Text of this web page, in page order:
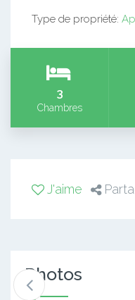
Type de propriété:
3
Chambres
J'aime
Photos